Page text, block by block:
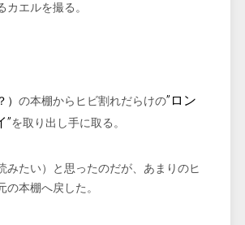
エルを撮る。
の本棚からヒビ割れだらけの”ロン
”を取り出し手に取る。
みたい）と思ったのだが、あまりのヒ
の本棚へ戻した。